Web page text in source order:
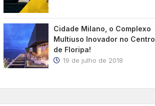
Cidade Milano, o Complexo
Multiuso Inovador no Centro
de Floripa!
19 de julho de 2018